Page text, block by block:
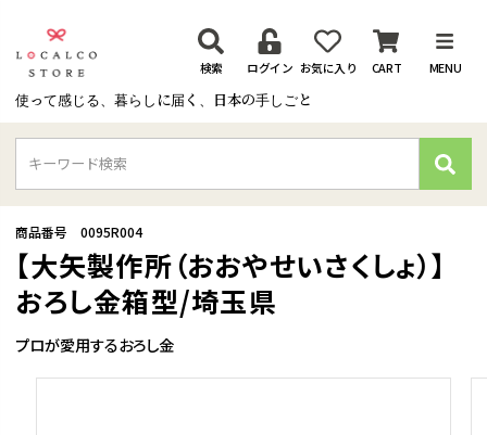
使って感じる、暮らしに届く、日本の手しごと
検索 ログイン お気に入り CART MENU
検
索
プロが愛用するおろし金
【大矢製作所（おおやせいさくしょ）】
おろし金箱型/埼玉県
商品番号 0095R004